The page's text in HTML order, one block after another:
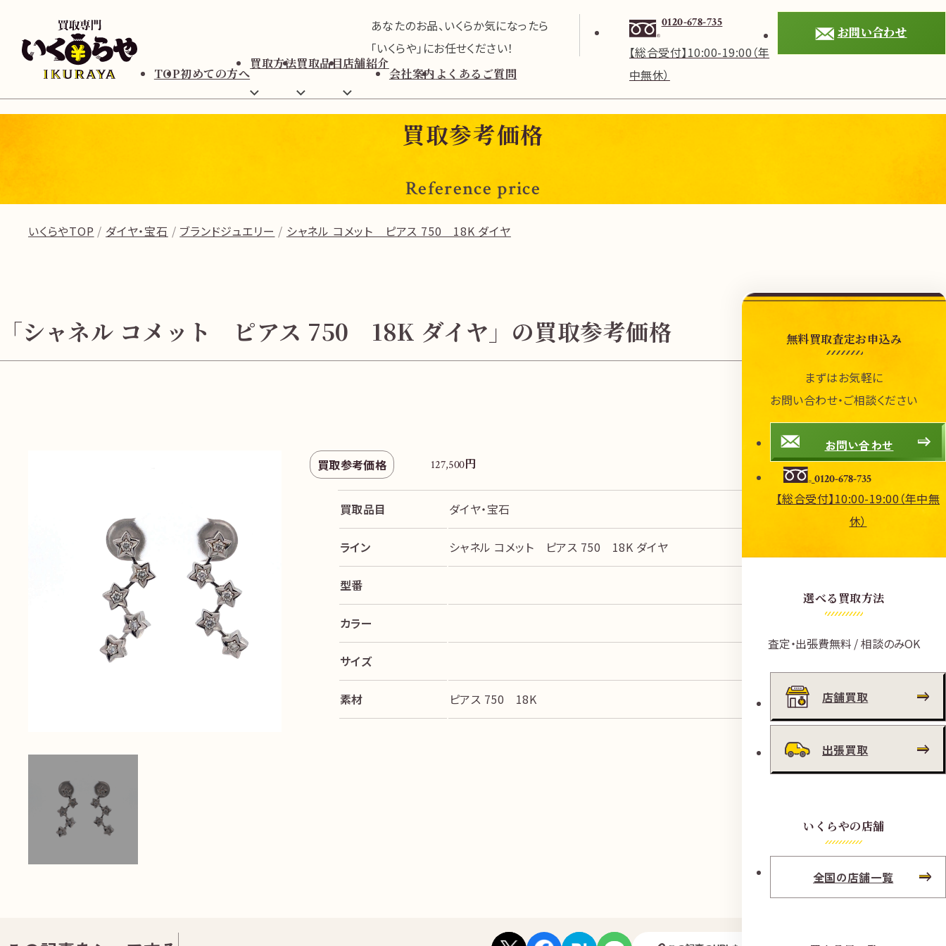
あなたのお品、いくらか気になったら
「いくらや」にお任せください！
0120-678-735
【総合受付】10:00-19:00（年
中無休）
お問い合わせ
TOP初めての方へ
買取方法買取品目店舗紹介
会社案内 よくあるご質問
買取参考価格
Reference price
いくらやTOP ダイヤ・宝石 ブランドジュエリー シャネル コメット ピアス 750 18K ダイヤ
「シャネル コメット ピアス 750 18K ダイヤ」の買取参考価格
買取参考価格 127,500円
買取品目 ダイヤ・宝石
ライン シャネル コメット ピアス 750 18K ダイヤ
型番
カラー
サイズ
素材 ピアス 750 18K
無料買取査定お申込み
まずはお気軽に
お問い合わせ・ご相談ください
お問い合わせ
0120-678-735
【総合受付】10:00-19:00（年中無
休）
選べる買取方法
査定・出張費無料 / 相談のみOK
店舗買取
出張買取
いくらやの店舗
全国の店舗一覧